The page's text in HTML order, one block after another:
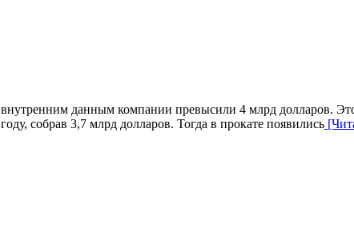
данным компании превысили 4 млрд долларов.
собрав 3,7 млрд долларов. Тогда в прокате появились